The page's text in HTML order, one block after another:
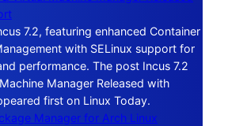
7.2, featuring enhanced Container
with SELinux support for
performance. The post Incus 7.2
Manager Released with
first on Linux Today.
Manager for Arch Linux